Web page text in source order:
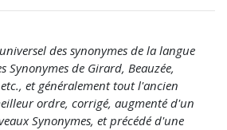
des synonymes de la langue
Synonymes de Girard, Beauzée,
et généralement tout l'ancien
ordre, corrigé, augmenté d'un
Synonymes, et précédé d'une